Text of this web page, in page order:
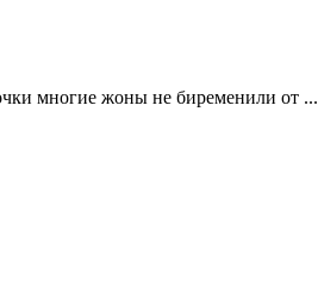
многие жоны не биременили от ...